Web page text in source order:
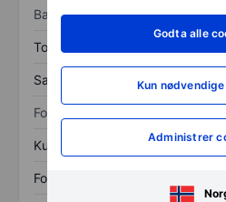
Godta alle
Kun
Administrer
Balanse
Totale eiendeler
Samlet gjeld
Forholdstall
Kurs/salg
Fortjeneste per aksje